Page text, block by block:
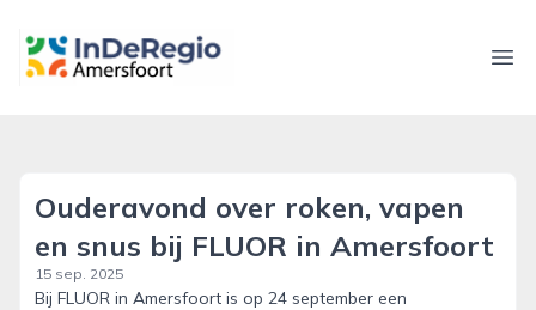
inderegioamersfoort.nl
Ouderavond over roken, vapen
en snus bij FLUOR in Amersfoort
15 sep. 2025
Bij FLUOR in Amersfoort is op 24 september een